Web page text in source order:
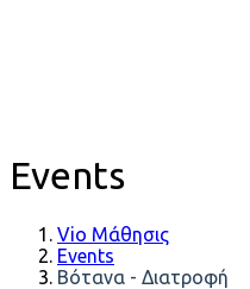
Events
Vio Μάθησις
Events
Βότανα - Διατροφή